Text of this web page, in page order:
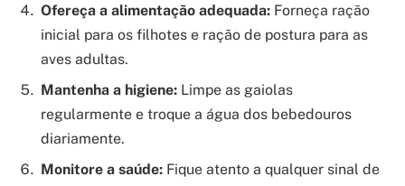
Ofereça a alimentação adequada: Forneça ração
inicial para os filhotes e ração de postura para as
aves adultas.
Mantenha a higiene: Limpe as gaiolas
regularmente e troque a água dos bebedouros
diariamente.
Monitore a saúde: Fique atento a qualquer sinal de